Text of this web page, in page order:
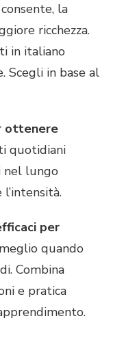
la
ricchezza.
in italiano
Scegli in base al
ottenere
quotidiani
nel lungo
per
quando
Combina
e pratica